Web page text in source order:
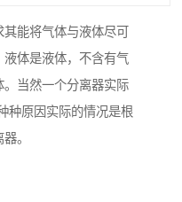
能将气体与液体尽可
体是液体，不含有气
当然一个分离器实际
种原因实际的情况是根
。